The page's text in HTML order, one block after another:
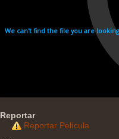
Reportar
Reportar Película